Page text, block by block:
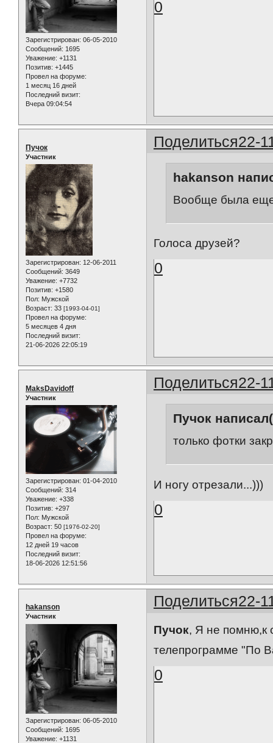
Зарегистрирован: 06-05-2010
Сообщений: 1695
Уважение: +1131
Позитив: +1445
Провел на форуме:
1 месяц 16 дней
Последний визит:
Вчера 09:04:54
0
Поделиться22-
Пучок
Участник
Зарегистрирован: 12-06-2011
Сообщений: 3649
Уважение: +7732
Позитив: +1580
Пол: Мужской
Возраст: 33 [1993-04-01]
Провел на форуме:
5 месяцев 4 дня
Последний визит:
21-06-2026 22:05:19
hakanson
Вообще была еще
Голоса друзей?
0
Поделиться22-
MaksDavidoff
Участник
Зарегистрирован: 01-04-2010
Сообщений: 314
Уважение: +338
Позитив: +297
Пол: Мужской
Возраст: 50 [1976-02-20]
Провел на форуме:
12 дней 19 часов
Последний визит:
18-06-2026 12:51:56
Пучок
только фотки
И ногу отрезали...)))
0
Поделиться22-
hakanson
Участник
Зарегистрирован: 06-05-2010
Сообщений: 1695
Уважение: +1131
Пучок, Я не помню,к
телепрограмме "По
0